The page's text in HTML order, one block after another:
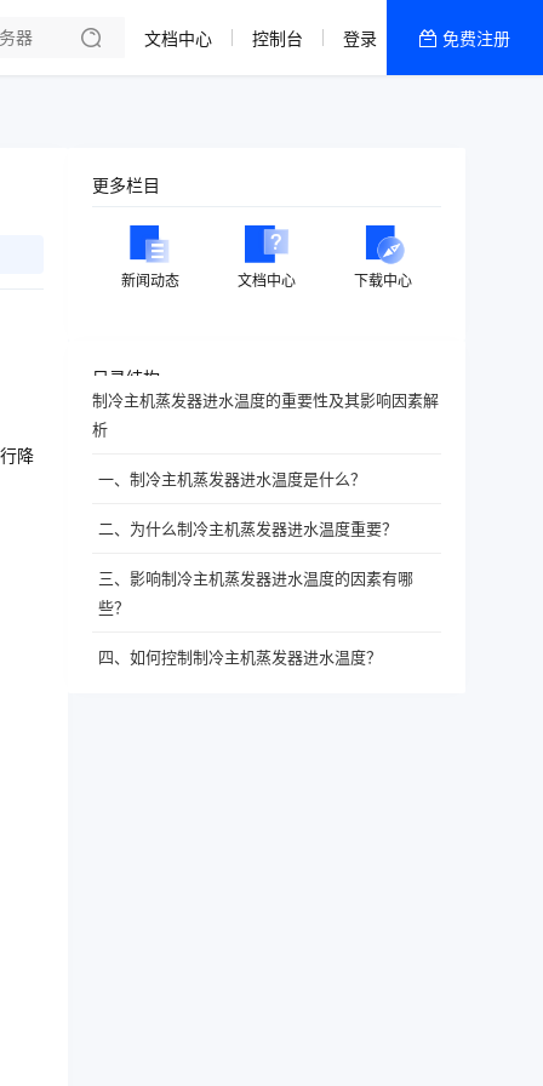
文档中心 控制台 登录 免费注册
降
更多栏目
新闻动态 文档中心 下载中心
目录结构
制冷主机蒸发器进水温度的重要性及其影响因素解
析
一、制冷主机蒸发器进水温度是什么？
二、为什么制冷主机蒸发器进水温度重要？
三、影响制冷主机蒸发器进水温度的因素有哪
些？
四、如何控制制冷主机蒸发器进水温度？